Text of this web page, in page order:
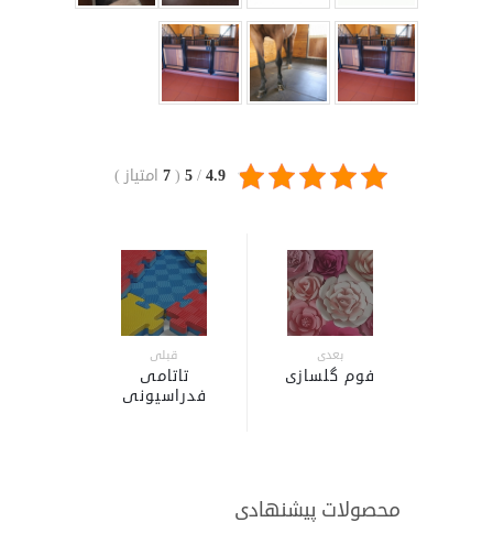
4.9
/
5
(
7 امتیاز )
قبلی
تاتامی
فدراسیونی
بعدی
فوم گلسازی
محصولات پیشنهادی